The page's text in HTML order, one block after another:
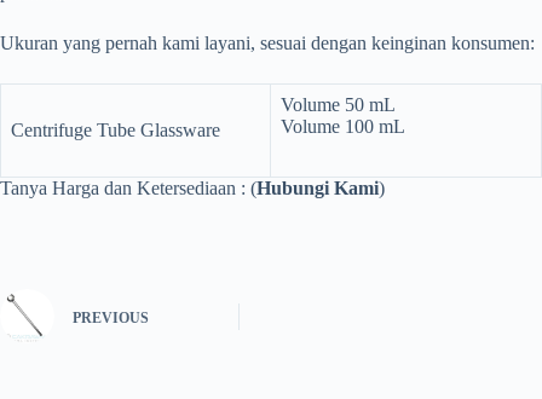
Ukuran yang pernah kami layani, sesuai dengan keinginan konsumen:
Centrifuge Tube Glassware
Volume 50 mL
Volume 100 mL
Tanya Harga dan Ketersediaan : (Hubungi Kami)
PREVIOUS